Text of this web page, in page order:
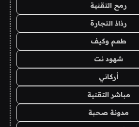
رمح التقنية
رذاذ التجارة
طعم وكيف
شهود نت
أركاني
مباشر التقنية
مدونة صحبة